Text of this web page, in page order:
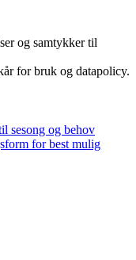
og samtykker til
for bruk og datapolicy.
sesong og behov
for best mulig